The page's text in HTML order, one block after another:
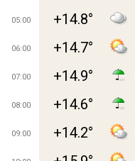
05:00 +14.8°
06:00 +14.7°
07:00 +14.9°
08:00 +14.6°
09:00 +14.2°